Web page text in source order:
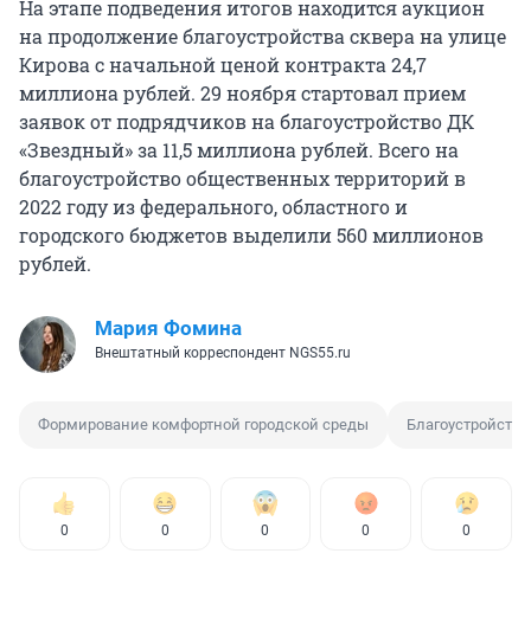
На этапе подведения итогов находится аукцион
на продолжение благоустройства сквера на улице
Кирова с начальной ценой контракта 24,7
миллиона рублей. 29 ноября стартовал прием
заявок от подрядчиков на благоустройство ДК
«Звездный» за 11,5 миллиона рублей. Всего на
благоустройство общественных территорий в
2022 году из федерального, областного и
городского бюджетов выделили 560 миллионов
рублей.
Мария Фомина
Внештатный корреспондент NGS55.ru
Формирование комфортной городской среды Благоустройство
0 0 0 0 0